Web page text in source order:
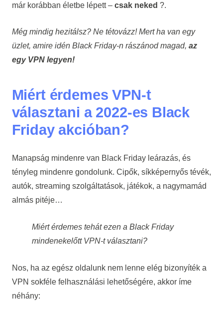
már korábban életbe lépett – csak neked ?.
Még mindig hezitálsz? Ne tétovázz! Mert ha van egy
üzlet, amire idén Black Friday-n rászánod magad, az
egy VPN legyen!
Miért érdemes VPN-t
választani a 2022-es Black
Friday akcióban?
Manapság mindenre van Black Friday leárazás, és
tényleg mindenre gondolunk. Cipők, síkképernyős tévék,
autók, streaming szolgáltatások, játékok, a nagymamád
almás pitéje…
Miért érdemes tehát ezen a Black Friday
mindenekelőtt VPN-t választani?
Nos, ha az egész oldalunk nem lenne elég bizonyíték a
VPN sokféle felhasználási lehetőségére, akkor íme
néhány: